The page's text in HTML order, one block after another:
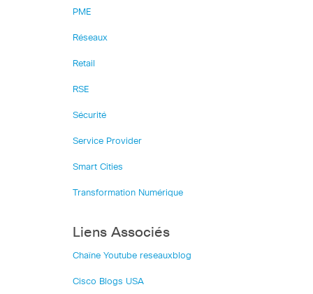
PME
Réseaux
Retail
RSE
Sécurité
Service Provider
Smart Cities
Transformation Numérique
Liens Associés
Chaîne Youtube reseauxblog
Cisco Blogs USA